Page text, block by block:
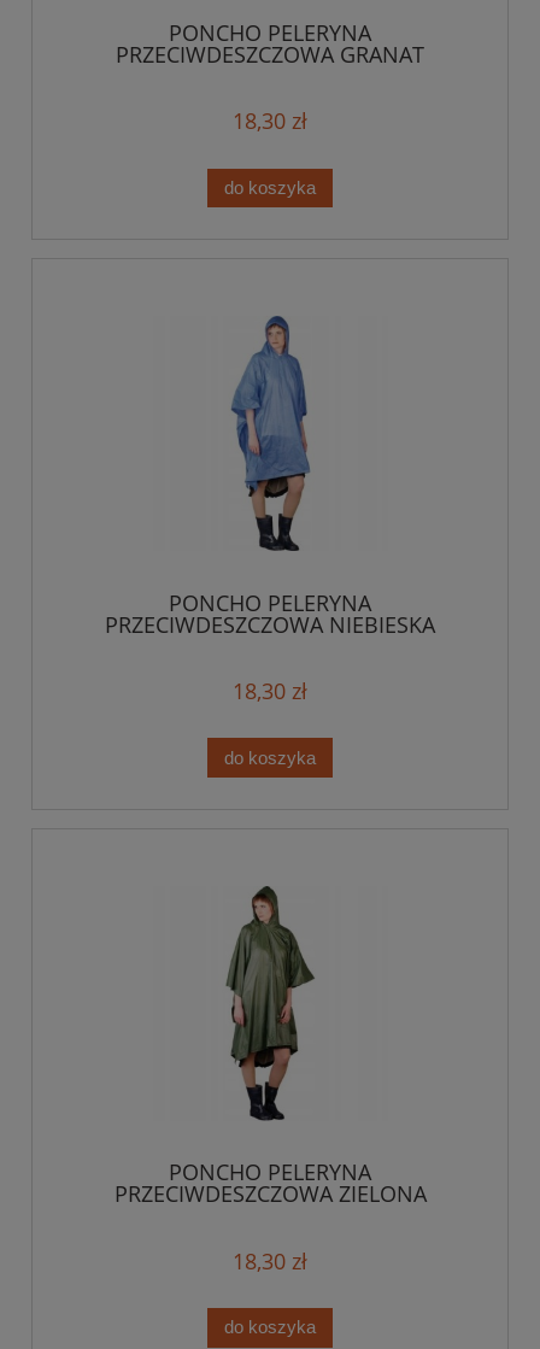
PONCHO PELERYNA
PRZECIWDESZCZOWA GRANAT
18,30 zł
do koszyka
PONCHO PELERYNA
PRZECIWDESZCZOWA NIEBIESKA
18,30 zł
do koszyka
PONCHO PELERYNA
PRZECIWDESZCZOWA ZIELONA
18,30 zł
do koszyka